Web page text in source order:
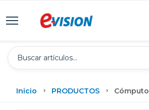
Inicio PRODUCTOS Cómputo